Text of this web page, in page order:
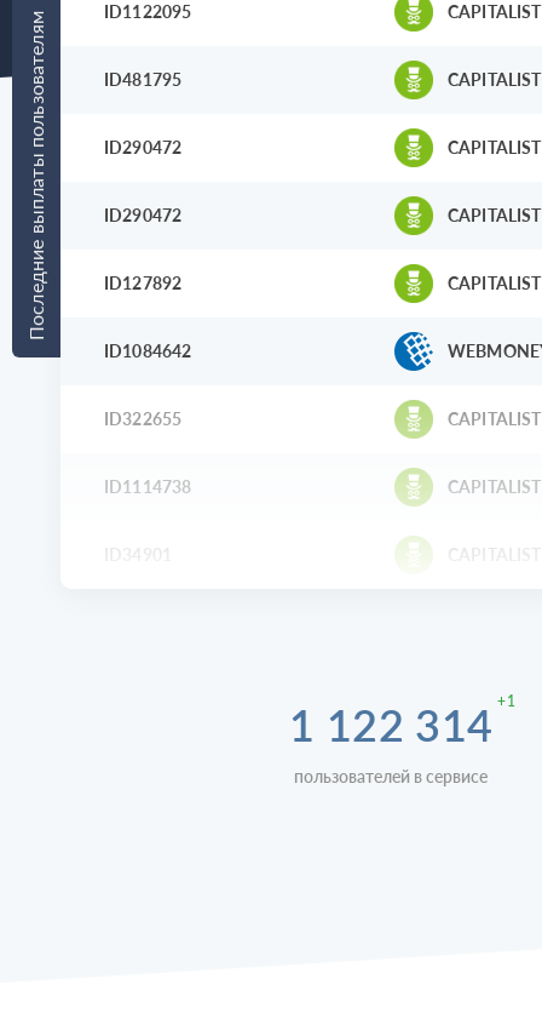
Последние выплаты пользователям ID1122095 CAPITALIST
ID481795 CAPITALIST
ID290472 CAPITALIST
ID290472 CAPITALIST
ID127892 CAPITALIST
ID1084642
ID322655 CAPITALIST
ID1114738 CAPITALIST
1 122 314 +1
пользователей в сервисе